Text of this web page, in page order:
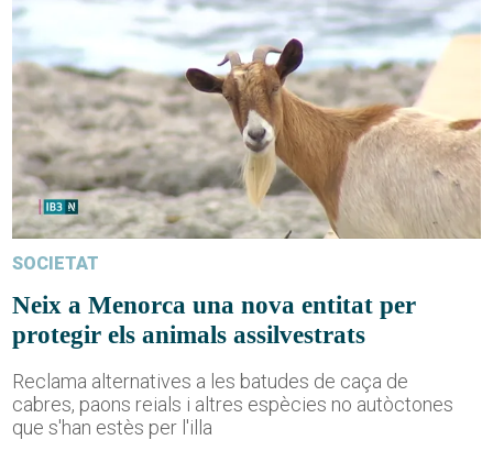
SOCIETAT
Neix a Menorca una nova entitat per
protegir els animals assilvestrats
Reclama alternatives a les batudes de caça de
cabres, paons reials i altres espècies no autòctones
que s'han estès per l'illa